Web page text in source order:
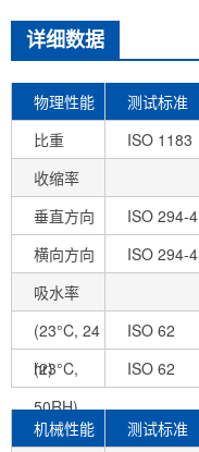
详细数据
物理性能 测试标准
比重
ISO 1183
收缩率
垂直方向
ISO 294-4
横向方向
ISO 294-4
吸水率
(23°C, 24
hr)
ISO 62
(23°C,
50RH)
ISO 62
机械性能 测试标准